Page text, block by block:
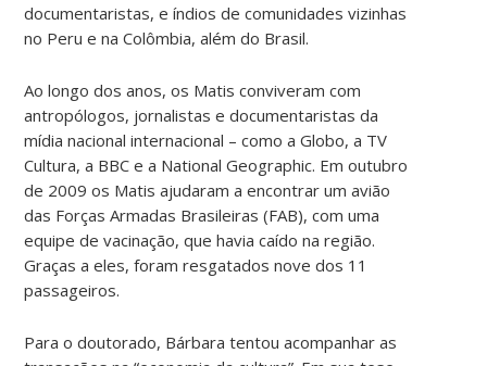
documentaristas, e índios de comunidades vizinhas
no Peru e na Colômbia, além do Brasil.
Ao longo dos anos, os Matis conviveram com
antropólogos, jornalistas e documentaristas da
mídia nacional internacional – como a Globo, a TV
Cultura, a BBC e a National Geographic. Em outubro
de 2009 os Matis ajudaram a encontrar um avião
das Forças Armadas Brasileiras (FAB), com uma
equipe de vacinação, que havia caído na região.
Graças a eles, foram resgatados nove dos 11
passageiros.
Para o doutorado, Bárbara tentou acompanhar as